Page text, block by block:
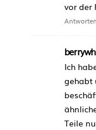
vor der
Antworten
Ich
gehabt
Teile